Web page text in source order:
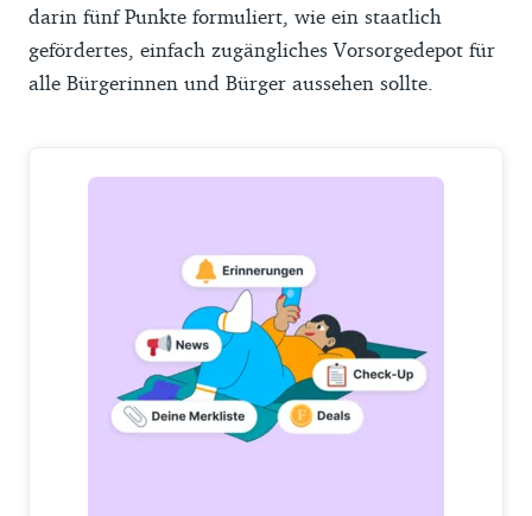
darin fünf Punkte formuliert, wie ein staatlich
gefördertes, einfach zugängliches Vorsorgedepot für
alle Bürgerinnen und Bürger aussehen sollte.